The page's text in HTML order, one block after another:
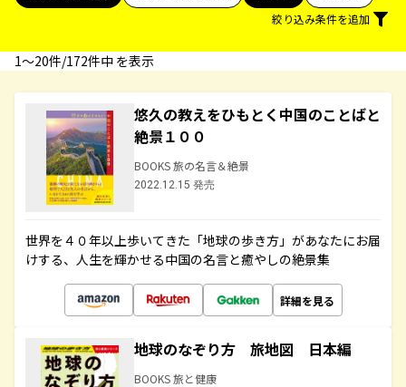
絞り込み条件を追加
1〜20件/172件中 を表示
悠久の教えをひもとく中国のことばと
絶景１００
BOOKS 旅の名言＆絶景
2022.12.15 発売
世界を４０年以上歩いてきた「地球の歩き方」があなたにお届
けする、人生を輝かせる中国の名言と癒やしの絶景集
詳細を見る
地球のなぞり方 旅地図 日本編
BOOKS 旅と健康